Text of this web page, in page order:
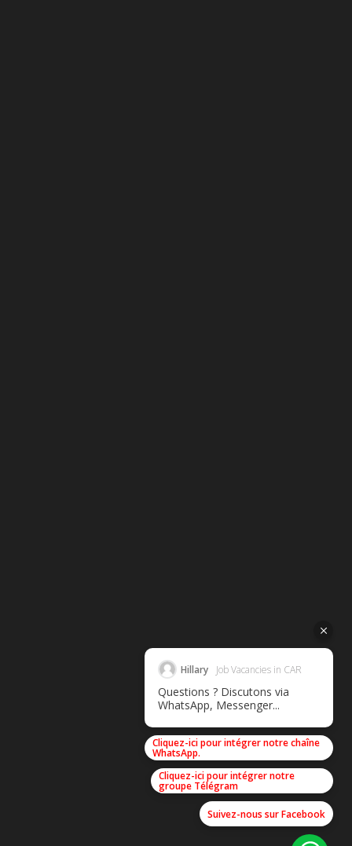
Hillary Job Vacancies in CAR
Questions ? Discutons via
WhatsApp, Messenger...
Cliquez-ici pour intégrer notre chaîne
WhatsApp.
Cliquez-ici pour intégrer notre
groupe Télégram
Suivez-nous sur Facebook